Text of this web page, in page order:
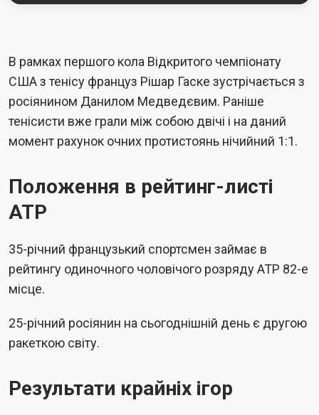
В рамках першого кола Відкритого чемпіонату
США з тенісу француз Рішар Гаске зустрічається з
росіянином Данилом Медведєвим. Раніше
тенісисти вже грали між собою двічі і на даний
момент рахунок очних протистоянь нічийний 1:1.
Положення в рейтинг-листі
ATP
35-річний французький спортсмен займає в
рейтингу одиночного чоловічого розряду ATP 82-е
місце.
25-річний росіянин на сьогоднішній день є другою
ракеткою світу.
Результати крайніх ігор